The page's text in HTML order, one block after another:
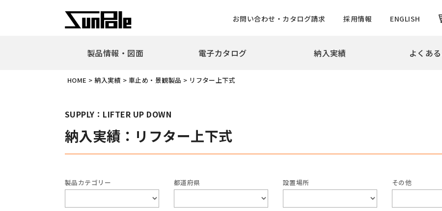
お問い合わせ・カタログ請求 採用情報 ENGLISH
製品情報・図面
新製品・ピックアップ製品
車止め・景観製品
ピラー
ユニバーサルデザインゲート
ガードコーン
擬石
ハンドル型テーパーポール特
のぼりポール
バナーポールBPNタイプ
電子カタログ 納入実績 よくあ
HOME >納入実績 > 車止め・景観製品 > リフター上下式
SUPPLY：LIFTER UP DOWN
納入実績：リフター上下式
製品カテゴリー 都道府県 設置場所 その他